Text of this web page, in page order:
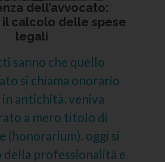
dell’avvocato:
calcolo delle spese
legali
sanno che quello
si chiama onorario
in antichità, veniva
a mero titolo di
(honorarium). oggi si
professionalità e